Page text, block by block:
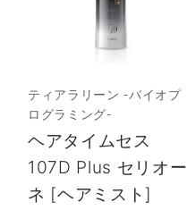
ティアラリーン -バイオプ
ログラミング-
ヘアタイムセス
107D Plus セリオー
ネ [ヘアミスト]